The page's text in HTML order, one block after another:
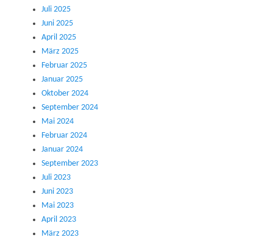
Juli 2025
Juni 2025
April 2025
März 2025
Februar 2025
Januar 2025
Oktober 2024
September 2024
Mai 2024
Februar 2024
Januar 2024
September 2023
Juli 2023
Juni 2023
Mai 2023
April 2023
März 2023